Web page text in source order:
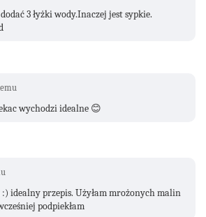
3 łyżki wody.Inaczej jest sypkie.
wychodzi idealne 😊
idealny przepis. Użyłam mrożonych malin
podpiekłam